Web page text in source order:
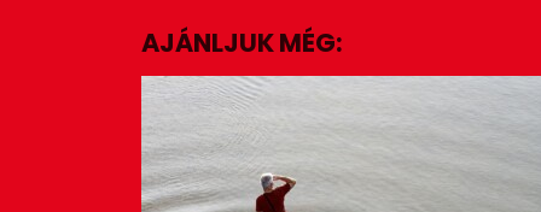
45
secondsVolume
0%
AJÁNLJUK MÉG: